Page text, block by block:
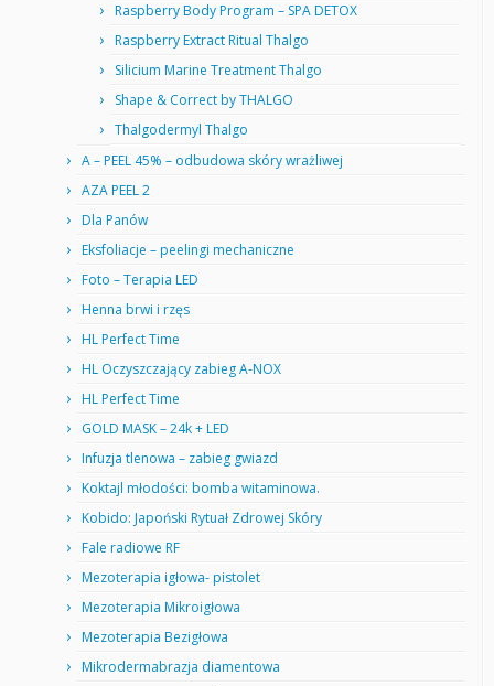
Raspberry Body Program – SPA DETOX
Raspberry Extract Ritual Thalgo
Silicium Marine Treatment Thalgo
Shape & Correct by THALGO
Thalgodermyl Thalgo
A – PEEL 45% – odbudowa skóry wrażliwej
AZA PEEL 2
Dla Panów
Eksfoliacje – peelingi mechaniczne
Foto – Terapia LED
Henna brwi i rzęs
HL Perfect Time
HL Oczyszczający zabieg A-NOX
HL Perfect Time
GOLD MASK – 24k + LED
Infuzja tlenowa – zabieg gwiazd
Koktajl młodości: bomba witaminowa.
Kobido: Japoński Rytuał Zdrowej Skóry
Fale radiowe RF
Mezoterapia igłowa- pistolet
Mezoterapia Mikroigłowa
Mezoterapia Bezigłowa
Mikrodermabrazja diamentowa